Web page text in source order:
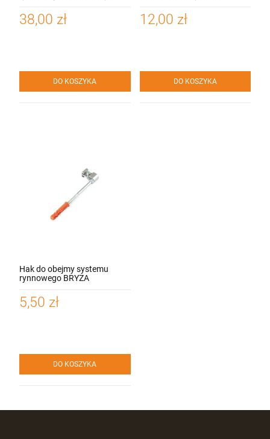
38,00 zł
DO KOSZYKA
12,00 zł
DO KOSZYKA
Hak do obejmy systemu
rynnowego BRYZA
5,50 zł
DO KOSZYKA